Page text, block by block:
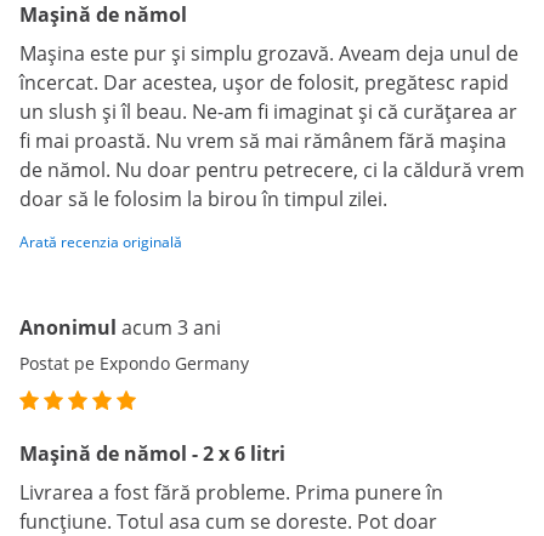
Mașină de nămol
Mașina este pur și simplu grozavă. Aveam deja unul de
încercat. Dar acestea, ușor de folosit, pregătesc rapid
un slush și îl beau. Ne-am fi imaginat și că curățarea ar
fi mai proastă. Nu vrem să mai rămânem fără mașina
de nămol. Nu doar pentru petrecere, ci la căldură vrem
doar să le folosim la birou în timpul zilei.
Arată recenzia originală
Anonimul acum 3 ani
Postat pe Expondo Germany
Mașină de nămol - 2 x 6 litri
Livrarea a fost fără probleme. Prima punere în
funcțiune. Totul asa cum se doreste. Pot doar